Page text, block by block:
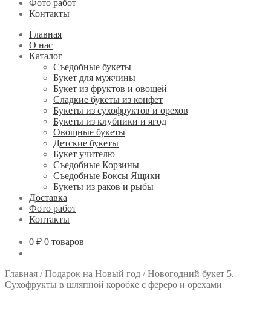
Фото работ
Контакты
Главная
О нас
Каталог
Съедобные букеты
Букет для мужчины
Букет из фруктов и овощей
Сладкие букеты из конфет
Букеты из сухофруктов и орехов
Букеты из клубники и ягод
Овощные букеты
Детские букеты
Букет учителю
Съедобные Корзины
Съедобные Боксы Ящики
Букеты из раков и рыбы
Доставка
Фото работ
Контакты
0 ₽ 0 товаров
Главная /Подарок на Новый год /Новогодний букет 5.
Сухофрукты в шляпной коробке с фереро и орехами